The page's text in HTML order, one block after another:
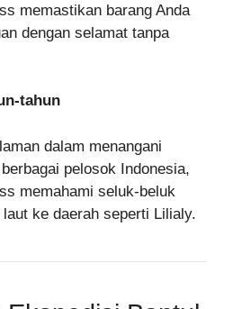
memastikan barang Anda
dengan selamat tanpa
tahun
dalam menangani
pelosok Indonesia,
memahami seluk-beluk
ke daerah seperti Lilialy.